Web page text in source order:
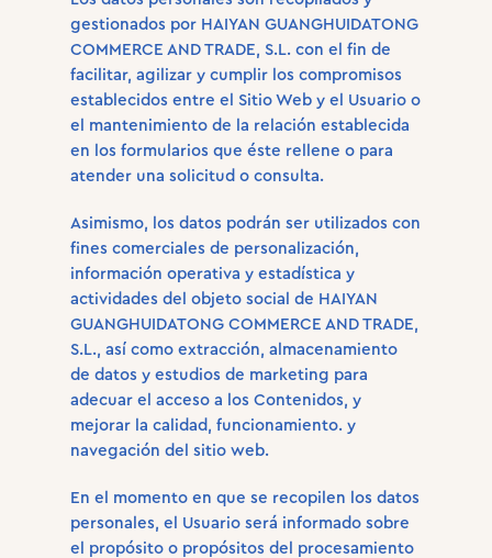
gestionados por HAIYAN GUANGHUIDATONG
COMMERCE AND TRADE, S.L. con el fin de
facilitar, agilizar y cumplir los compromisos
establecidos entre el Sitio Web y el Usuario o
el mantenimiento de la relación establecida
en los formularios que éste rellene o para
atender una solicitud o consulta.
Asimismo, los datos podrán ser utilizados con
fines comerciales de personalización,
información operativa y estadística y
actividades del objeto social de HAIYAN
GUANGHUIDATONG COMMERCE AND TRADE,
S.L., así como extracción, almacenamiento
de datos y estudios de marketing para
adecuar el acceso a los Contenidos, y
mejorar la calidad, funcionamiento. y
navegación del sitio web.
En el momento en que se recopilen los datos
personales, el Usuario será informado sobre
el propósito o propósitos del procesamiento